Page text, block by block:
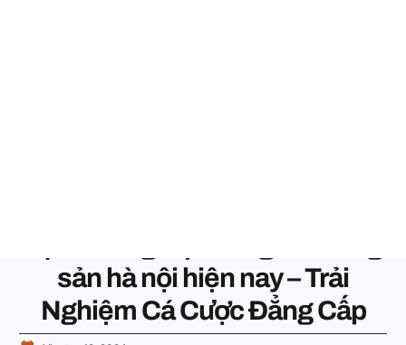
sản hà nội hiện nay – Trải
Nghiệm Cá Cược Đẳng Cấp